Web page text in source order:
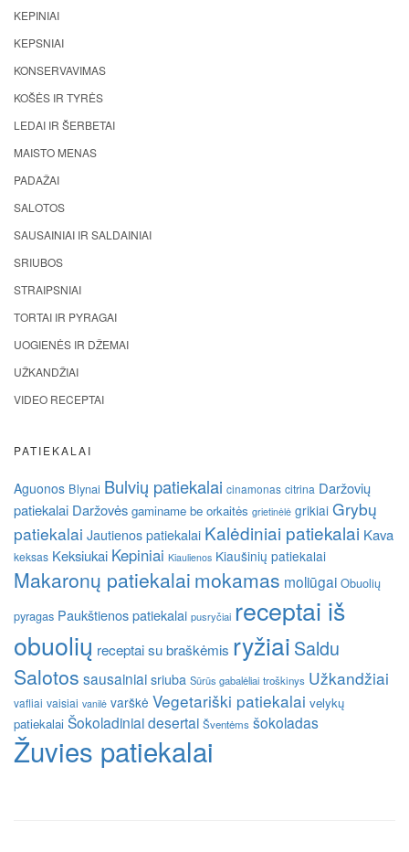
KEPINIAI
KEPSNIAI
KONSERVAVIMAS
KOŠĖS IR TYRĖS
LEDAI IR ŠERBETAI
MAISTO MENAS
PADAŽAI
SALOTOS
SAUSAINIAI IR SALDAINIAI
SRIUBOS
STRAIPSNIAI
TORTAI IR PYRAGAI
UOGIENĖS IR DŽEMAI
UŽKANDŽIAI
VIDEO RECEPTAI
PATIEKALAI
Aguonos Blynai Bulvių patiekalai cinamonas citrina Daržovių
patiekalai Daržovės gaminame be orkaitės grietinėlė grikiai Grybų
patiekalai Jautienos patiekalai Kalėdiniai patiekalai Kava
keksas Keksiukai Kepiniai Kiaulienos Kiaušinių patiekalai
Makaronų patiekalai mokamas moliūgai Obuolių
pyragas Paukštienos patiekalai pusryčiai receptai iš
obuolių receptai su braškėmis ryžiai Saldu
Salotos sausainiai sriuba Sūrūs gabalėliai troškinys Užkandžiai
vafliai vaisiai vanilė varškė Vegetariški patiekalai velykų
patiekalai Šokoladiniai desertai Šventėms šokoladas
Žuvies patiekalai